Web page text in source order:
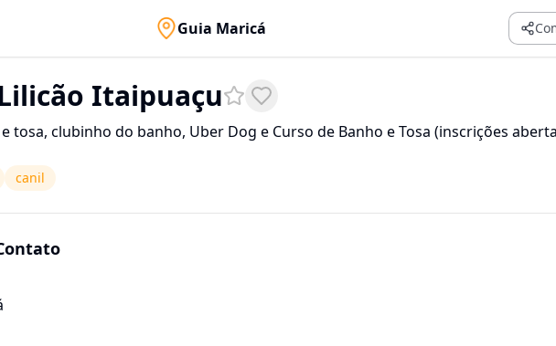
Guia Maricá
Itaipuaçu
tosa, clubinho do banho, Uber Dog e Curso de Banho e Tosa (inscrições
canil